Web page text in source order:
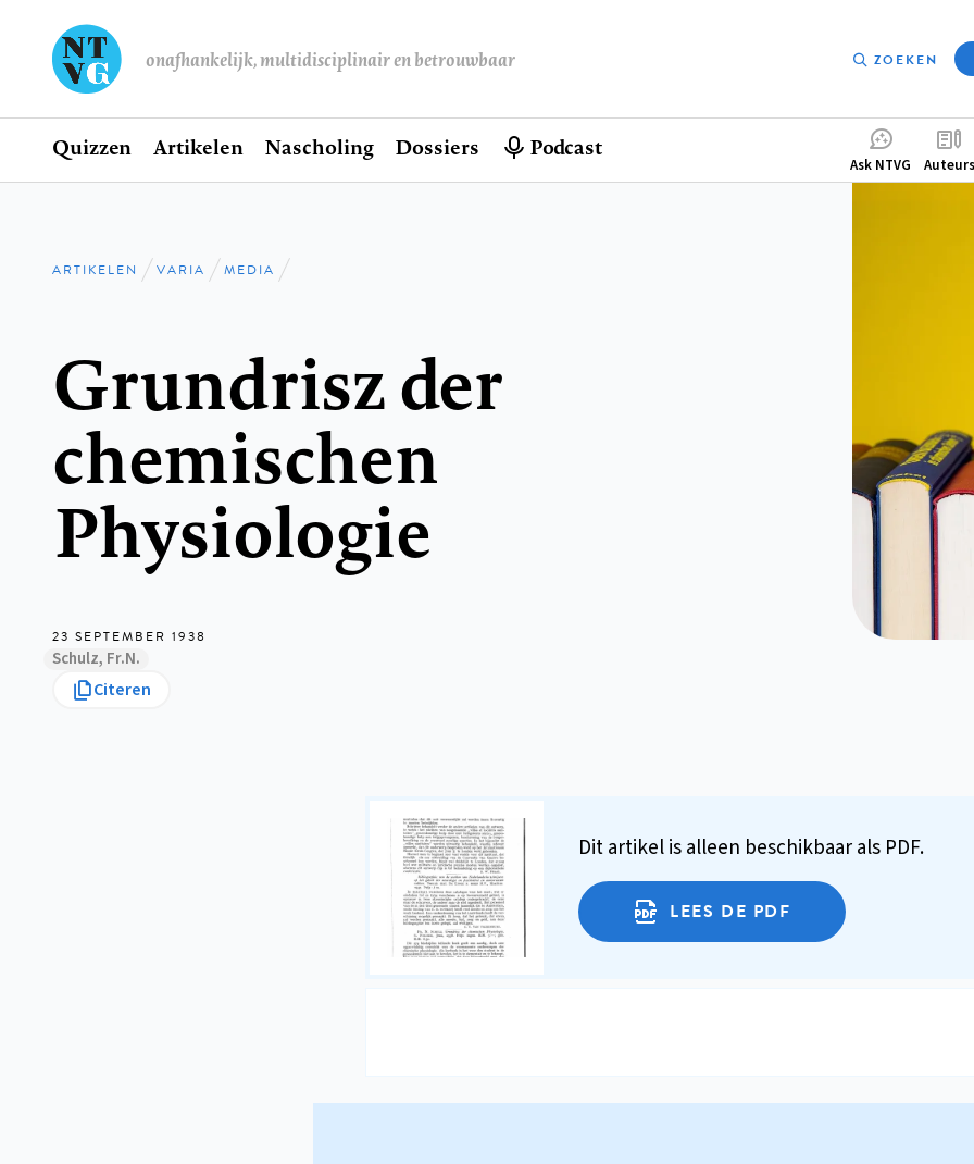
onafhankelijk, multidisciplinair en betrouwbaar ZOEKEN
Hoofdnavigatie
Home
Quizzen Artikelen Nascholing Dossiers Podcast
Ask NTVG Auteurs
Kruimelpad
ARTIKELEN VARIA MEDIA
Grundrisz der
chemischen
Physiologie
23 SEPTEMBER 1938
Schulz, Fr.N.
Citeren
Dit artikel is alleen beschikbaar als PDF.
LEES DE PDF